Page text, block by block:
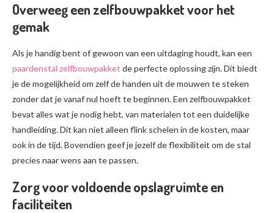
Overweeg een zelfbouwpakket voor het
gemak
Als je handig bent of gewoon van een uitdaging houdt, kan een
paardenstal zelfbouwpakket de perfecte oplossing zijn. Dit biedt
je de mogelijkheid om zelf de handen uit de mouwen te steken
zonder dat je vanaf nul hoeft te beginnen. Een zelfbouwpakket
bevat alles wat je nodig hebt, van materialen tot een duidelijke
handleiding. Dit kan niet alleen flink schelen in de kosten, maar
ook in de tijd. Bovendien geef je jezelf de flexibiliteit om de stal
precies naar wens aan te passen.
Zorg voor voldoende opslagruimte en
faciliteiten